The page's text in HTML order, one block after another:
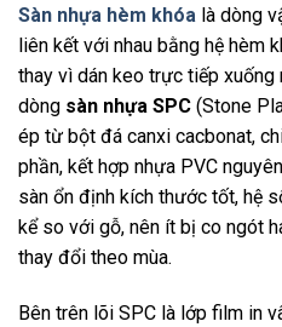
Sàn nhựa hèm khóa là dòng
liên kết với nhau bằng hệ
thay vì dán keo trực tiếp xuống
dòng sàn nhựa SPC (Stone
ép từ bột đá canxi cacbonat,
phần, kết hợp nhựa PVC
sàn ổn định kích thước tốt, hệ
kể so với gỗ, nên ít bị co ngót
thay đổi theo mùa.
Bên trên lõi SPC là lớp film in